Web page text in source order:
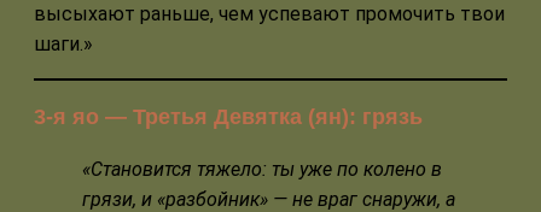
высыхают раньше, чем успевают промочить твои
шаги.»
3-я яо — Третья Девятка (ян): грязь
«Становится тяжело: ты уже по колено в
грязи, и «разбойник» — не враг снаружи, а